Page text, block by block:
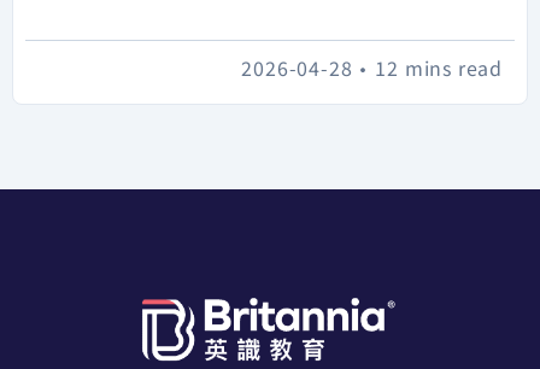
12 mins read
•
2026-04-28